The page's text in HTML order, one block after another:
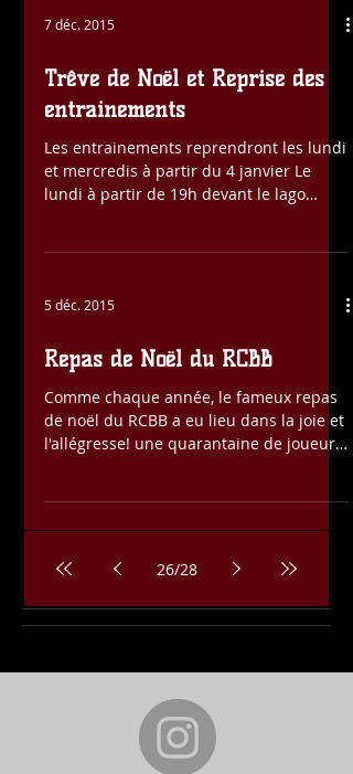
7 déc. 2015
Trêve de Noël et Reprise des
entrainements
Les entrainements reprendront les lundi
et mercredis à partir du 4 janvier Le
lundi à partir de 19h devant le lago
5 déc. 2015
Repas de Noël du RCBB
Comme chaque année, le fameux repas
de noël du RCBB a eu lieu dans la joie et
l'allégresse! une quarantaine de joueurs
26/28